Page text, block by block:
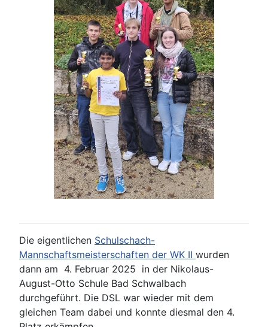
Die eigentlichen Schulschach-
Mannschaftsmeisterschaften der WK II wurden
dann am 4. Februar 2025 in der Nikolaus-
August-Otto Schule Bad Schwalbach
durchgeführt. Die DSL war wieder mit dem
gleichen Team dabei und konnte diesmal den 4.